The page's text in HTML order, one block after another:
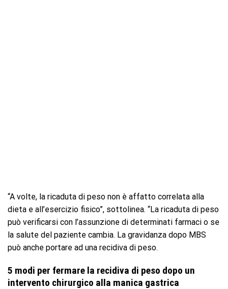
“A volte, la ricaduta di peso non è affatto correlata alla
dieta e all’esercizio fisico”, sottolinea. “La ricaduta di peso
può verificarsi con l’assunzione di determinati farmaci o se
la salute del paziente cambia. La gravidanza dopo MBS
può anche portare ad una recidiva di peso.
5 modi per fermare la recidiva di peso dopo un
intervento chirurgico alla manica gastrica